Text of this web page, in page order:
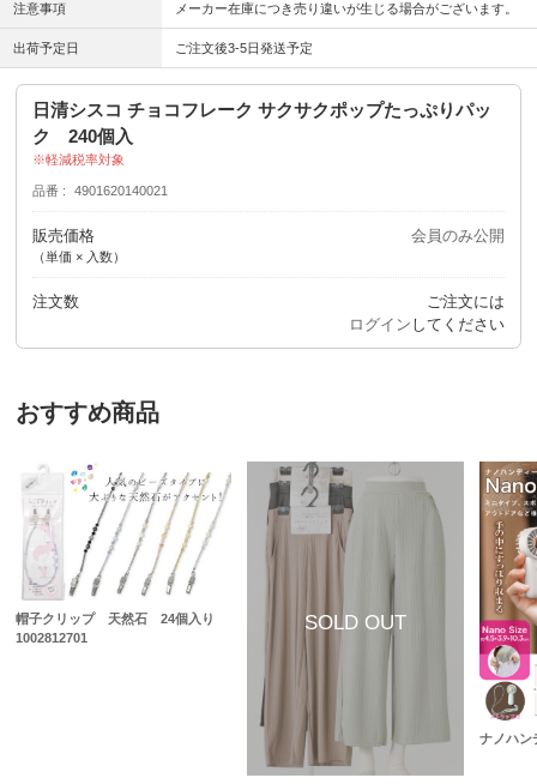
注意事項 メーカー在庫につき売り違いが生じる場合がございます。
出荷予定日 ご注文後3-5日発送予定
日清シスコ チョコフレーク サクサクポップたっぷりパッ
ク 240個入
軽減税率対象
品番 4901620140021
販売価格
（単価 × 入数）
会員のみ公開
注文数
ご注文には
ログイン してください
おすすめ商品
帽子クリップ 天然石 24個入り
1002812701
ナノハ